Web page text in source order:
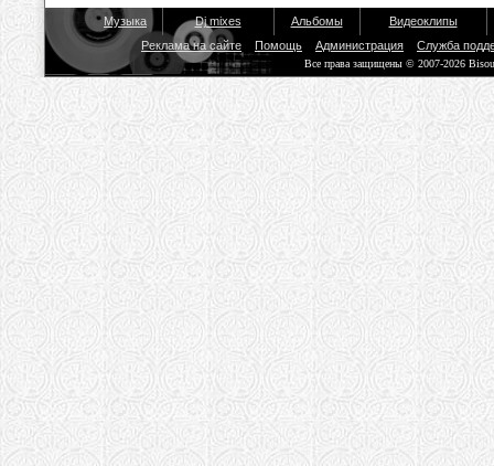
Музыка Dj mixes Альбомы
Видеоклипы
Реклама на сайте
Помощь Администрация Служба
Все права защищены © 2007-2026